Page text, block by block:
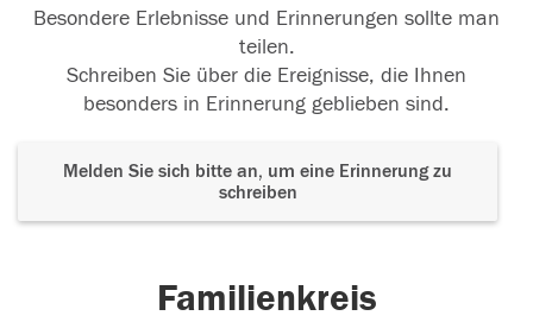
Besondere Erlebnisse und Erinnerungen sollte man
teilen.
Schreiben Sie über die Ereignisse, die Ihnen
besonders in Erinnerung geblieben sind.
Melden Sie sich bitte an, um eine Erinnerung zu
schreiben
Familienkreis